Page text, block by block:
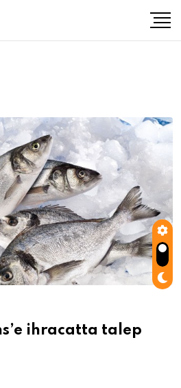
ihracatta talep